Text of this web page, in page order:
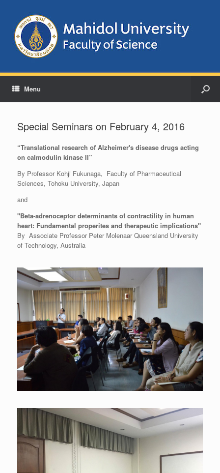
Menu
Special Seminars on February 4, 2016
“Translational research of Alzheimer's disease drugs acting
on calmodulin kinase II”
By Professor Kohji Fukunaga, Faculty of Pharmaceutical
Sciences, Tohoku University, Japan
and
"Beta-adrenoceptor determinants of contractility in human
heart: Fundamental properites and therapeutic implications"
By Associate Professor Peter Molenaar Queensland University
of Technology, Australia